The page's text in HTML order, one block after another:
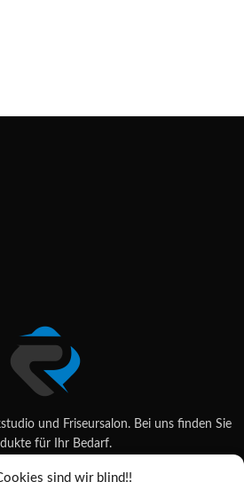
sind wir blind!!
und Friseursalon. Bei uns finden Sie
für Ihr Bedarf.